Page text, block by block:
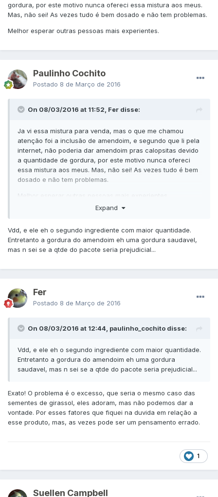
gordura, por este motivo nunca ofereci essa mistura aos meus.
Mas, não sei! As vezes tudo é bem dosado e não tem problemas.
Melhor esperar outras pessoas mais experientes.
Paulinho Cochito
Postado 8 de Março de 2016
On 08/03/2016 at 11:52, Fer disse:
Ja vi essa mistura para venda, mas o que me chamou
atenção foi a inclusão de amendoim, e segundo que li pela
internet, não poderia dar amendoim pras calopsitas devido
a quantidade de gordura, por este motivo nunca ofereci
essa mistura aos meus. Mas, não sei! As vezes tudo é bem
dosado e não tem problemas.
Melhor esperar outras pessoas mais experientes.
Expand
Vdd, e ele eh o segundo ingrediente com maior quantidade.
Entretanto a gordura do amendoim eh uma gordura saudavel,
mas n sei se a qtde do pacote seria prejudicial...
Fer
Postado 8 de Março de 2016
On 08/03/2016 at 12:44, paulinho_cochito disse:
Vdd, e ele eh o segundo ingrediente com maior quantidade.
Entretanto a gordura do amendoim eh uma gordura
saudavel, mas n sei se a qtde do pacote seria prejudicial...
Exato! O problema é o excesso, que seria o mesmo caso das
sementes de girassol, eles adoram, mas não podemos dar a
vontade. Por esses fatores que fiquei na duvida em relação a
esse produto, mas, as vezes pode ser um pensamento errado.
1
Suellen Campbell